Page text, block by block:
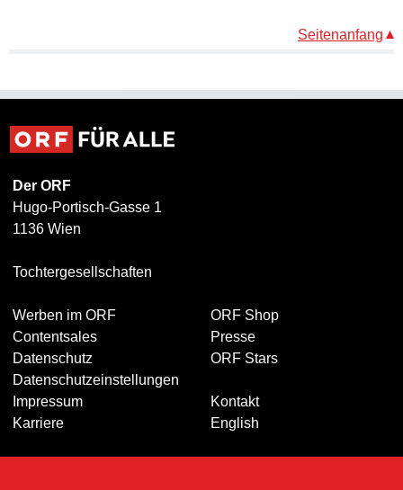
Seitenanfang
Der ORF
Hugo-Portisch-Gasse 1
1136 Wien
Tochtergesellschaften
Werben im ORF
Contentsales
Datenschutz
Datenschutzeinstellungen
Impressum
Karriere
ORF Shop
Presse
ORF Stars
Kontakt
English